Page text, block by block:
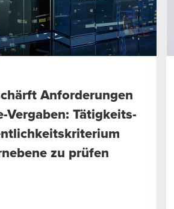
Anforderungen
Vergaben: Tätigkeits-
zu prüfen